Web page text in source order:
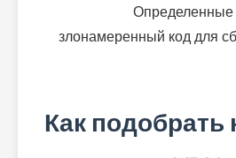
Определенные
злонамеренный код для
Как